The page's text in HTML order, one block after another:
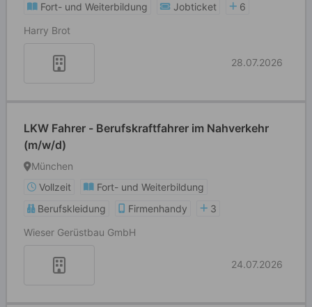
Fort- und Weiterbildung
Jobticket
6
Harry Brot
28.07.2026
LKW Fahrer - Berufskraftfahrer im Nahverkehr
(m/w/d)
München
Vollzeit
Fort- und Weiterbildung
Berufskleidung
Firmenhandy
3
Wieser Gerüstbau GmbH
24.07.2026